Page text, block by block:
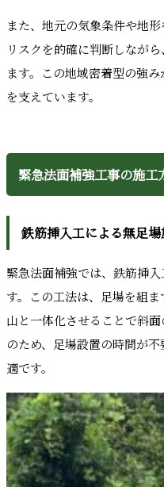
また、地元の気象条件や地
リスクを的確に判断しなが
ます。この地域密着型の強
を支えています。
緊急法面補強工事の施工
鉄筋挿入工による無足場
緊急法面補強では、鉄筋挿
す。この工法は、足場を組
山と一体化させることで斜
のため、足場設置の時間が
適です。